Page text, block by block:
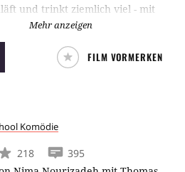
und trinkt ziemlich viel - mit
Alkohol. Seit ein
Sportkarriere beendet hat, gibt er
in der verschneiten Einöde
Selbstmitleid hin. Als
haben soll, begibt er sich mit
und einem Fünf- Liter-
kuriose wie poetische Reise.
Mehr anzeigen
FILM VORMERKEN
Komödie
218
395